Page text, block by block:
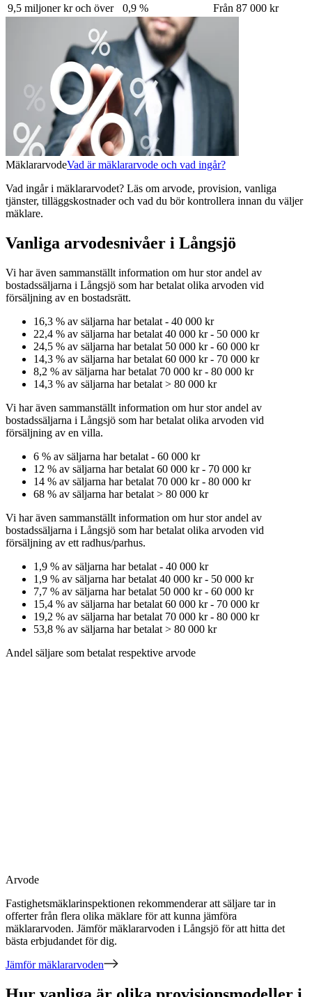
9,5 miljoner kr och över
0,9 % Från 87 000 kr
MäklararvodeVad är mäklararvode och vad ingår?
Vad ingår i mäklararvodet? Läs om arvode, provision, vanliga
tjänster, tilläggskostnader och vad du bör kontrollera innan du väljer
mäklare.
Vanliga arvodesnivåer i Långsjö
Vi har även sammanställt information om hur stor andel av
bostadssäljarna i Långsjö som har betalat olika arvoden vid
försäljning av en bostadsrätt.
16,3 % av säljarna har betalat - 40 000 kr
22,4 % av säljarna har betalat 40 000 kr- 50 000 kr
24,5 % av säljarna har betalat 50 000 kr- 60 000 kr
14,3 % av säljarna har betalat 60 000 kr- 70 000 kr
8,2 % av säljarna har betalat 70 000 kr- 80 000 kr
14,3 % av säljarna har betalat > 80 000 kr
Vi har även sammanställt information om hur stor andel av
bostadssäljarna i Långsjö som har betalat olika arvoden vid
försäljning av en villa.
6 % av säljarna har betalat - 60 000 kr
12 % av säljarna har betalat 60 000 kr- 70 000 kr
14 % av säljarna har betalat 70 000 kr- 80 000 kr
68 % av säljarna har betalat > 80 000 kr
Vi har även sammanställt information om hur stor andel av
bostadssäljarna i Långsjö som har betalat olika arvoden vid
försäljning av ett radhus/parhus.
1,9 % av säljarna har betalat - 40 000 kr
1,9 % av säljarna har betalat 40 000 kr- 50 000 kr
7,7 % av säljarna har betalat 50 000 kr- 60 000 kr
15,4 % av säljarna har betalat 60 000 kr- 70 000 kr
19,2 % av säljarna har betalat 70 000 kr- 80 000 kr
53,8 % av säljarna har betalat > 80 000 kr
Andel säljare som betalat respektive arvode
Arvode
Fastighetsmäklarinspektionen rekommenderar att säljare tar in
offerter från flera olika mäklare för att kunna jämföra
mäklararvoden. Jämför mäklararvoden i Långsjö för att hitta det
bästa erbjudandet för dig.
Jämför mäklararvoden